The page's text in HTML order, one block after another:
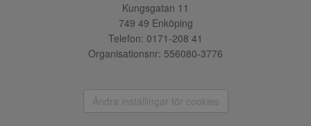
Kungsgatan 11
749 49 Enköping
Telefon: 0171-208 41
Organisationsnr: 556080-3776
Ändra inställingar för cookies